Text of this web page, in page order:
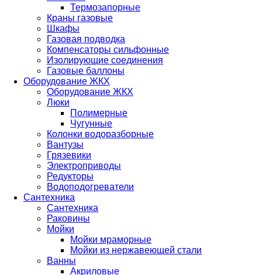
Термозапорные
Краны газовые
Шкафы
Газовая подводка
Компенсаторы сильфонные
Изолирующие соединения
Газовые баллоны
Оборудование ЖКХ
Оборудование ЖКХ
Люки
Полимерные
Чугунные
Колонки водоразборные
Вантузы
Грязевики
Электроприводы
Редукторы
Водоподогреватели
Сантехника
Сантехника
Раковины
Мойки
Мойки мраморные
Мойки из нержавеющей стали
Ванны
Акриловые